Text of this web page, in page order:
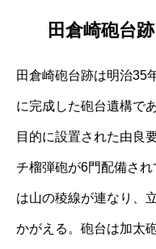
田倉崎砲台
田倉崎砲台跡は明治35
に完成した砲台遺構で
目的に設置された由良
チ榴弾砲が6門配備さ
は山の稜線が連なり、
かがえる。砲台は加太